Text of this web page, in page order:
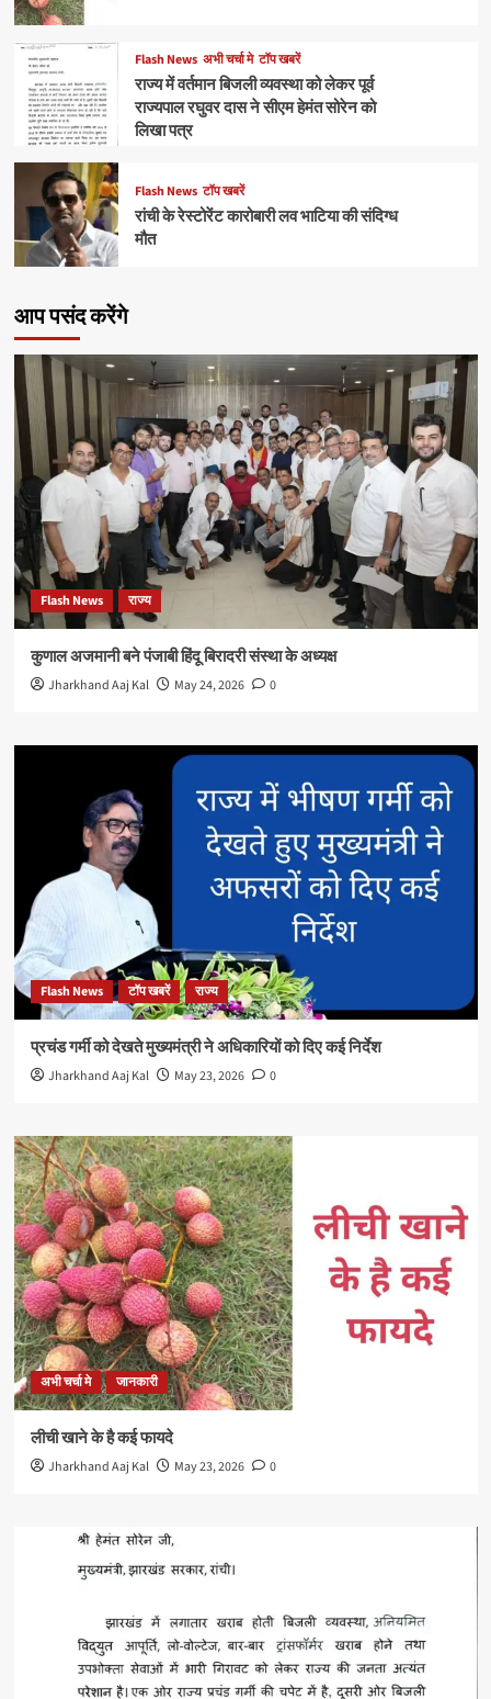
Flash News अभी चर्चा मे टॉप खबरें
राज्य में वर्तमान बिजली व्यवस्था को लेकर पूर्व
राज्यपाल रघुवर दास ने सीएम हेमंत सोरेन को
लिखा पत्र
Flash News टॉप खबरें
रांची के रेस्टोरेंट कारोबारी लव भाटिया की संदिग्ध
मौत
आप पसंद करेंगे
Flash News राज्य
कुणाल अजमानी बने पंजाबी हिंदू बिरादरी संस्था के अध्यक्ष
Jharkhand Aaj Kal May 24, 2026 0
Flash News टॉप खबरें राज्य
प्रचंड गर्मी को देखते मुख्यमंत्री ने अधिकारियों को दिए कई निर्देश
Jharkhand Aaj Kal May 23, 2026 0
अभी चर्चा मे जानकारी
लीची खाने के है कई फायदे
Jharkhand Aaj Kal May 23, 2026 0